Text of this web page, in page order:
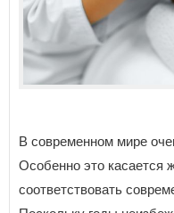
В современном мире
Особенно это
соответствовать